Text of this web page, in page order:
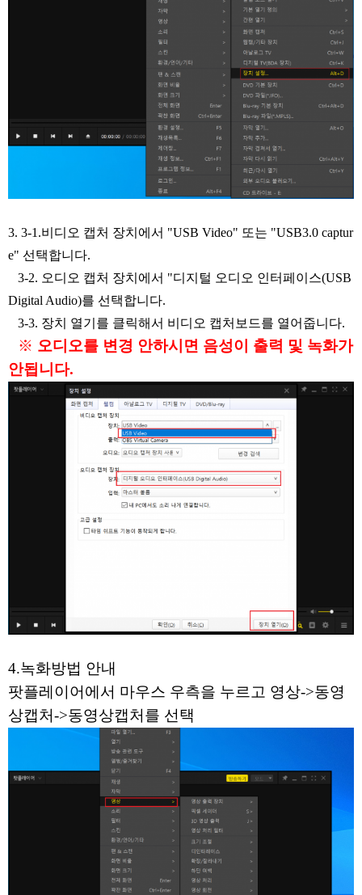
3. 3-1.비디오 캡처 장치에서 "USB Video" 또는 "USB3.0 captur
e" 선택합니다.
3-2. 오디오 캡처 장치에서 "디지털 오디오 인터페이스(USB
Digital Audio)를 선택합니다.
3-3. 장치 열기를 클릭해서 비디오 캡처보드를 열어줍니다.
※ 오디오를 변경 안하시면 음성이 출력 및 녹화가
안됩니다.
4.녹화방법 안내
팟플레이어에서 마우스 우측을 누르고 영상->동영
상캡처->동영상캡처를 선택